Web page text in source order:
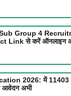
Group 4
Link से करें ऑनलाइन
2026: में 11403
अभी